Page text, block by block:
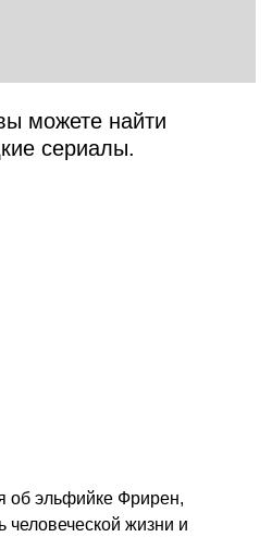
можете найти
сериалы.
об эльфийке Фрирен,
жизни и